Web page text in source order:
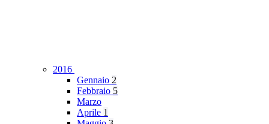
2016
Gennaio 2
Febbraio 5
Marzo
Aprile 1